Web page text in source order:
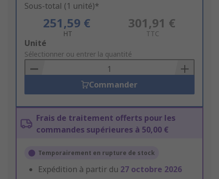
Sous-total (1 unité)*
251,59 €
HT
301,91 €
TTC
Add
to
Basket
Unité
Sélectionner ou entrer la quantité
Commander
Frais de traitement offerts pour les
commandes supérieures à 50,00 €
Temporairement en rupture de stock
Expédition à partir du 27 octobre 2026